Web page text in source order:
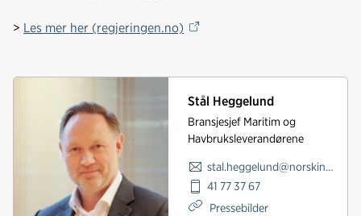
> Les mer her (regjeringen.no)
Stål Heggelund
Bransjesjef Maritim og
Havbruksleverandørene
stal.heggelund@norskindustri.no
41 77 37 67
Pressebilder